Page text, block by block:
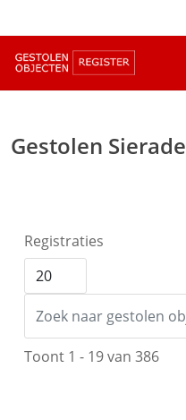
Gestolen
Registraties
Toont 1 - 19 van 386